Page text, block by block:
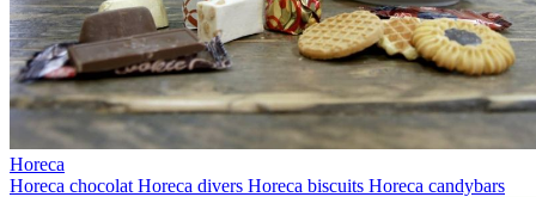
Horeca
Horeca chocolat Horeca divers Horeca biscuits Horeca candybars